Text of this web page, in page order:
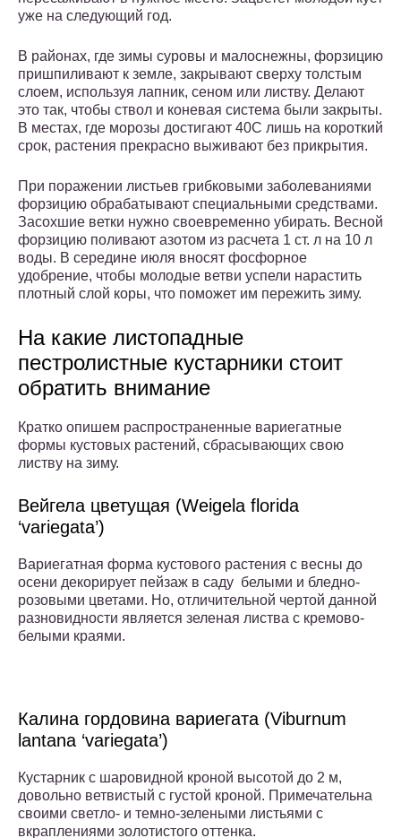
уже на следующий год.
В районах, где зимы суровы и малоснежны, форзицию
пришпиливают к земле, закрывают сверху толстым
слоем, используя лапник, сеном или листву. Делают
это так, чтобы ствол и коневая система были закрыты.
В местах, где морозы достигают 40С лишь на короткий
срок, растения прекрасно выживают без прикрытия.
При поражении листьев грибковыми заболеваниями
форзицию обрабатывают специальными средствами.
Засохшие ветки нужно своевременно убирать. Весной
форзицию поливают азотом из расчета 1 ст. л на 10 л
воды. В середине июля вносят фосфорное
удобрение, чтобы молодые ветви успели нарастить
плотный слой коры, что поможет им пережить зиму.
На какие листопадные
пестролистные кустарники стоит
обратить внимание
Кратко опишем распространенные вариегатные
формы кустовых растений, сбрасывающих свою
листву на зиму.
Вейгела цветущая (Weigela florida
‘variegata’)
Вариегатная форма кустового растения с весны до
осени декорирует пейзаж в саду белыми и бледно-
розовыми цветами. Но, отличительной чертой данной
разновидности является зеленая листва с кремово-
белыми краями.
Калина гордовина вариегата (Viburnum
lantana ‘variegata’)
Кустарник с шаровидной кроной высотой до 2 м,
довольно ветвистый с густой кроной. Примечательна
своими светло- и темно-зелеными листьями с
вкраплениями золотистого оттенка.